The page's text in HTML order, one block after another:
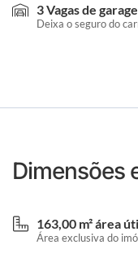
3 Vagas de
Deixa o seguro do
Dimensões
163,00 m² área
Área exclusiva do